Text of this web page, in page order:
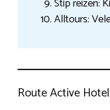
Stip reizen:
Alltours:
Route Active